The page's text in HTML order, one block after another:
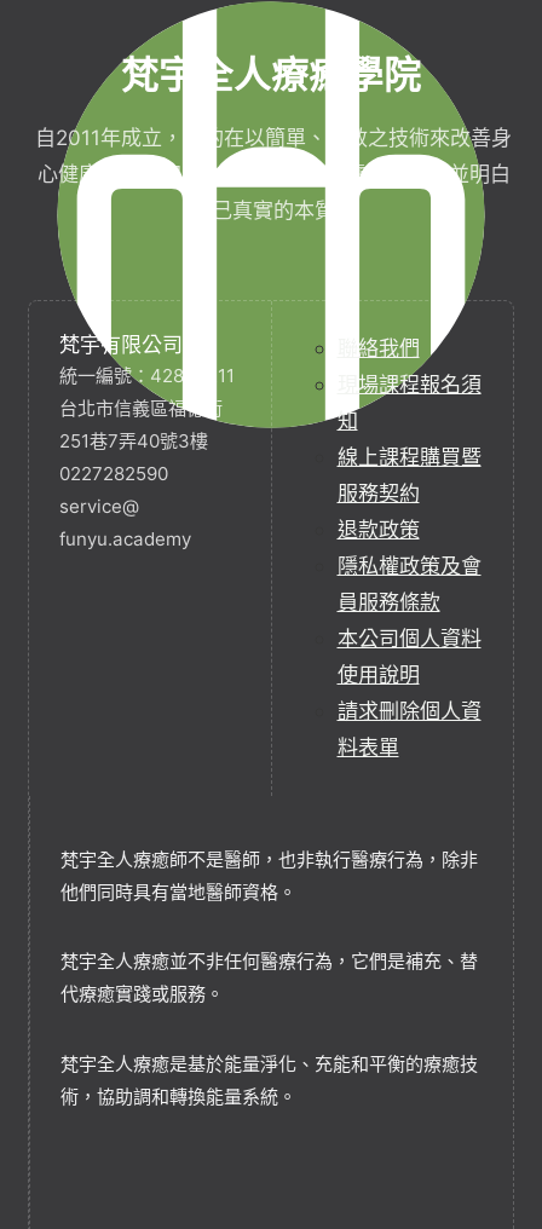
梵宇全人療癒學院
自2011年成立，目的在以簡單、有效之技術來改善身
心健康，協助完成生命目標與實現靈性生活，並明白
自己真實的本質。
梵宇有限公司
統一編號：42854211
台北市信義區福德街
251巷7弄40號3樓
0227282590
service@
funyu.academy
聯絡我們
現場課程報名須
知
線上課程購買暨
服務契約
退款政策
隱私權政策及會
員服務條款
本公司個人資料
使用說明
請求刪除個人資
料表單
梵宇全人療癒師不是醫師，也非執行醫療行為，除非
他們同時具有當地醫師資格。
梵宇全人療癒並不非任何醫療行為，它們是補充、替
代療癒實踐或服務。
梵宇全人療癒是基於能量淨化、充能和平衡的療癒技
術，協助調和轉換能量系統。